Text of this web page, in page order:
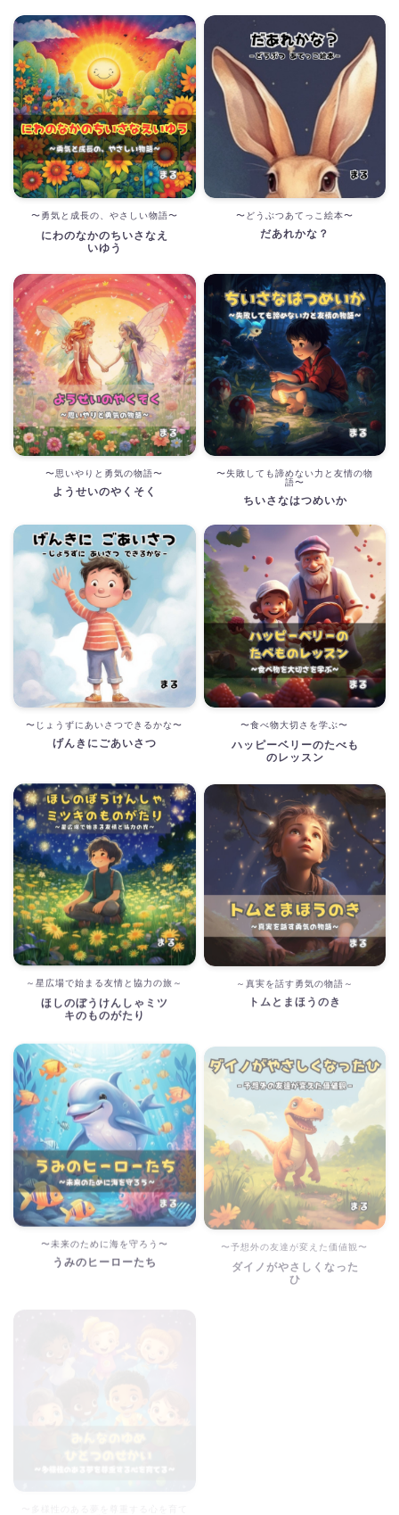
〜勇気と成長の、やさしい物語〜
にわのなかのちいさなえ
いゆう
〜どうぶつあてっこ絵本〜
だあれかな？
〜思いやりと勇気の物語〜
ようせいのやくそく
〜失敗しても諦めない力と友情の物
語〜
ちいさなはつめいか
〜じょうずにあいさつできるかな〜
げんきにごあいさつ
〜食べ物大切さを学ぶ〜
ハッピーベリーのたべも
のレッスン
～星広場で始まる友情と協力の旅～
ほしのぼうけんしゃミツ
キのものがたり
～真実を話す勇気の物語～
トムとまほうのき
〜未来のために海を守ろう〜
うみのヒーローたち
〜予想外の友達が変えた価値観〜
ダイノがやさしくなった
ひ